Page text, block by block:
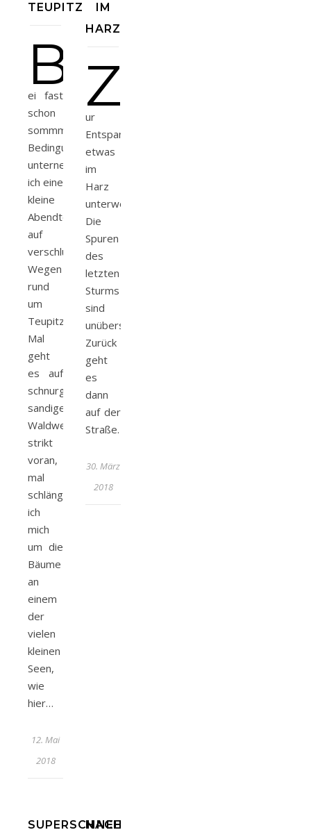
TEUPITZ
B
ei fast
schon
sommmerlichen
Bedingungen
unternehme
ich eine
kleine
Abendtour
auf
verschlungenen
Wegen
rund
um
Teupitz.
Mal
geht
es auf
schnurgeraden
sandigen
Waldwegen
strikt
voran,
mal
schlängel
ich
mich
um die
Bäume
an
einem
der
vielen
kleinen
Seen,
wie
hier…
12. Mai
2018
IM
HARZ
Z
ur
Entspannung
etwas
im
Harz
unterwegs.
Die
Spuren
des
letzten
Sturms
sind
unübersehbar.
Zurück
geht
es
dann
auf der
Straße.
30. März
2018
SUPERSCHNEEMATSCHQUATSCH
NACHTFAHRT